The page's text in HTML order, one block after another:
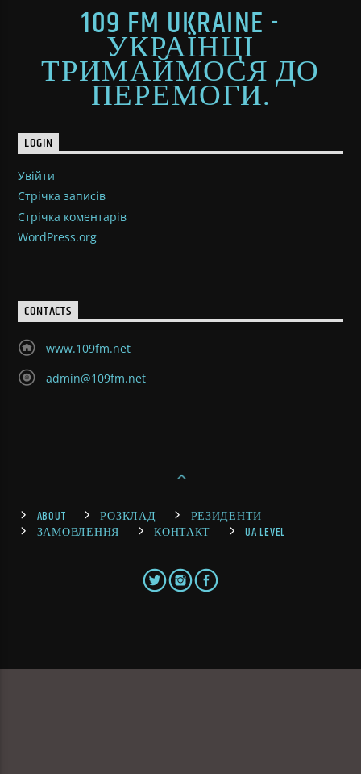
109 FM UKRAINE -
УКРАЇНЦІ
ТРИМАЙМОСЯ ДО
ПЕРЕМОГИ.
LOGIN
Увійти
Стрічка записів
Стрічка коментарів
WordPress.org
CONTACTS
www.109fm.net
admin@109fm.net
ABOUT РОЗКЛАД
РЕЗИДЕНТИ
ЗАМОВЛЕННЯ
КОНТАКТ UA LEVEL